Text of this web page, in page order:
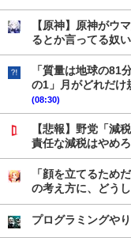
【原神】原神がウ
るとか言ってる奴
「質量は地球の81
の1」月がどれだ
(08:30)
【悲報】野党「減
責任な減税はやめ
「顔を立てるため
の考え方に、どう
プログラミングや